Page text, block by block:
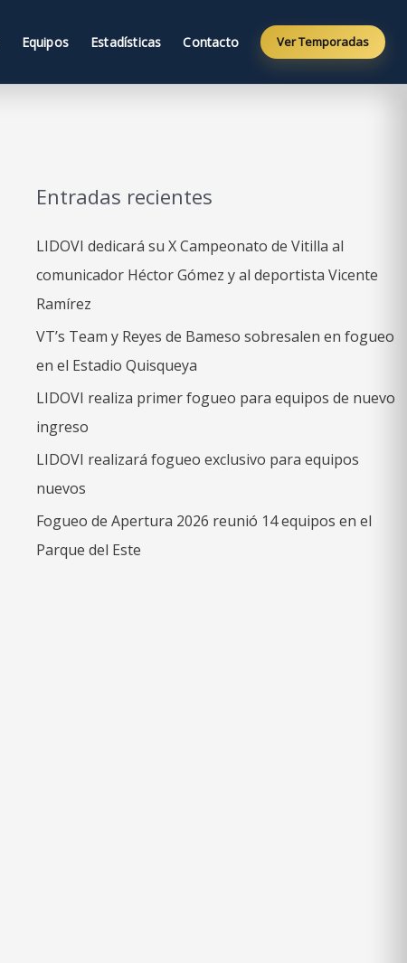
Equipos Estadísticas Contacto Ver Temporadas
Entradas recientes
LIDOVI dedicará su X Campeonato de Vitilla al
comunicador Héctor Gómez y al deportista Vicente
Ramírez
VT’s Team y Reyes de Bameso sobresalen en fogueo
en el Estadio Quisqueya
LIDOVI realiza primer fogueo para equipos de nuevo
ingreso
LIDOVI realizará fogueo exclusivo para equipos
nuevos
Fogueo de Apertura 2026 reunió 14 equipos en el
Parque del Este